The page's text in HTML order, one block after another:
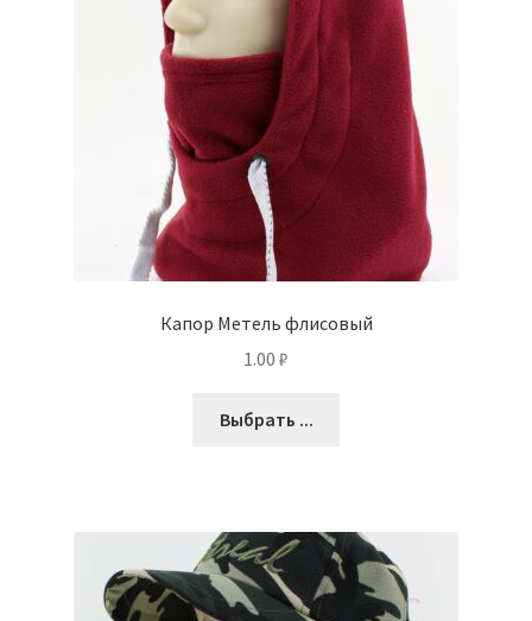
Капор Метель флисовый
1.00 ₽
Выбрать ...